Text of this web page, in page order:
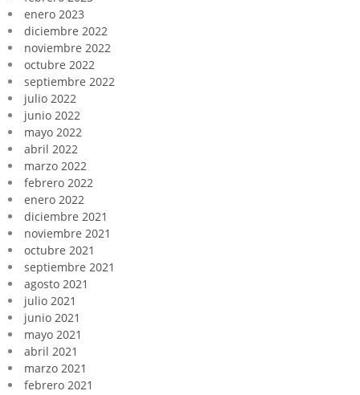
enero 2023
diciembre 2022
noviembre 2022
octubre 2022
septiembre 2022
julio 2022
junio 2022
mayo 2022
abril 2022
marzo 2022
febrero 2022
enero 2022
diciembre 2021
noviembre 2021
octubre 2021
septiembre 2021
agosto 2021
julio 2021
junio 2021
mayo 2021
abril 2021
marzo 2021
febrero 2021